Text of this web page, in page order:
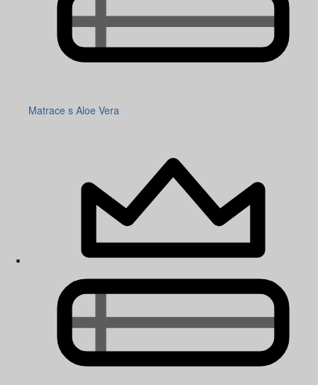
Matrace s Aloe Vera